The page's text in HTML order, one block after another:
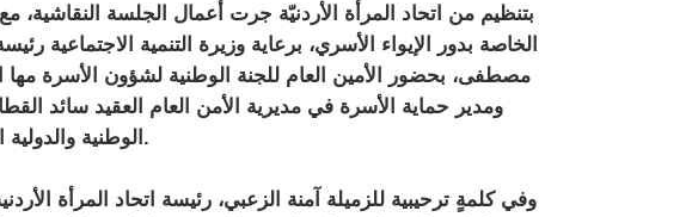
بتنظيم من اتحاد المرأة الأردنيّة جرت أعمال الجلسة النقاشية،
الخاصة بدور الإيواء الأسري، برعاية وزيرة التنمية الاجتماعية
مصطفى، بحضور الأمين العام للجنة الوطنية لشؤون الأسرة مها
ومدير حماية الأسرة في مديرية الأمن العام العقيد سائد
الوطنية والدولية العاملة في مجال حماية النساء المعنفات.
وفي كلمةٍ ترحيبية للزميلة آمنة الزعبي، رئيسة اتحاد المرأة